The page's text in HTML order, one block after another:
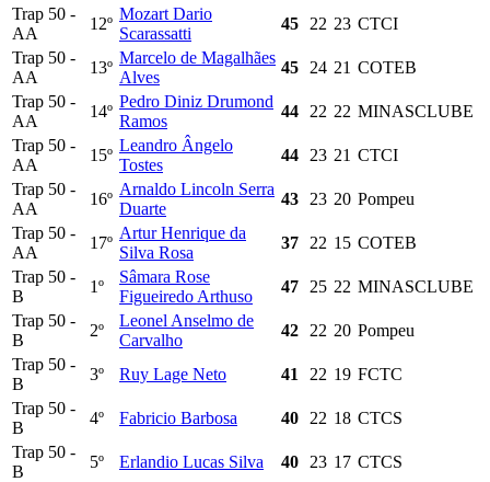
Trap 50 -
AA
12º
Mozart Dario
Scarassatti
45 22 23 CTCI
Trap 50 -
AA
13º
Marcelo de Magalhães
Alves
45 24 21 COTEB
Trap 50 -
AA
14º
Pedro Diniz Drumond
Ramos
44 22 22 MINASCLUBE
Trap 50 -
AA
15º
Leandro Ângelo
Tostes
44 23 21 CTCI
Trap 50 -
AA
16º
Arnaldo Lincoln Serra
Duarte
43 23 20 Pompeu
Trap 50 -
AA
17º
Artur Henrique da
Silva Rosa
37 22 15 COTEB
Trap 50 -
B
1º
Sâmara Rose
Figueiredo Arthuso
47 25 22 MINASCLUBE
Trap 50 -
B
2º
Leonel Anselmo de
Carvalho
42 22 20 Pompeu
Trap 50 -
B
3º Ruy Lage Neto 41 22 19 FCTC
Trap 50 -
B
4º Fabricio Barbosa 40 22 18 CTCS
Trap 50 -
B
5º Erlandio Lucas Silva 40 23 17 CTCS